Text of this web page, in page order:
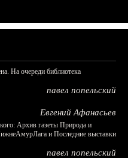
На очереди библиотека
павел попельский
Евгений Афанасьев
Архив газеты Природа и
и Последние выставки
павел попельский